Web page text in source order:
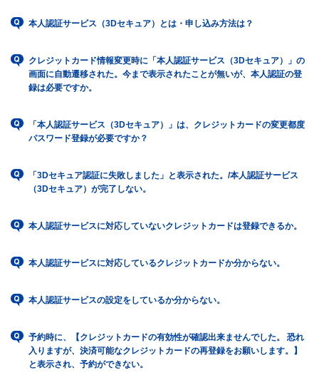
本人認証サービス（3Dセキュア）とは・申し込み方法は？
クレジットカード情報変更時に「本人認証サービス（3Dセキュア）」の
画面に自動遷移された。今まで表示されたことが無いが、本人認証の登
録は必要ですか。
「本人認証サービス（3Dセキュア）」は、クレジットカードの変更都度
パスワード登録が必要ですか？
「3Dセキュア認証に失敗しました」と表示された。/本人認証サービス
（3Dセキュア）が完了しない。
本人認証サービスに対応していないクレジットカードは登録できるか。
本人認証サービスに対応しているクレジットカードか分からない。
本人認証サービスの設定をしているか分からない。
予約時に、【クレジットカードの有効性が確認出来ませんでした。 恐れ
入りますが、決済可能なクレジットカードの再登録をお願いします。】
と表示され、予約ができない。